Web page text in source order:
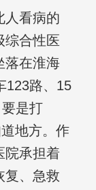
人看病的
综合性医
落在淮海
123路、15
是打
地方。作
院承担着
复、急救